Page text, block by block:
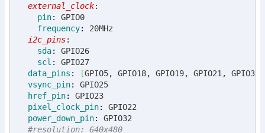
  external_clock
:
    pin
: GPIO0
    frequency
: 20MHz
  i2c_pins
:
    sda
: GPIO26
    scl
: GPIO27
  data_pins
: [GPIO5, GPIO18, GPIO19, GPIO21,
  vsync_pin
: GPIO25
  href_pin
: GPIO23
  pixel_clock_pin
: GPIO22
  power_down_pin
: GPIO32
#resolution: 640x480